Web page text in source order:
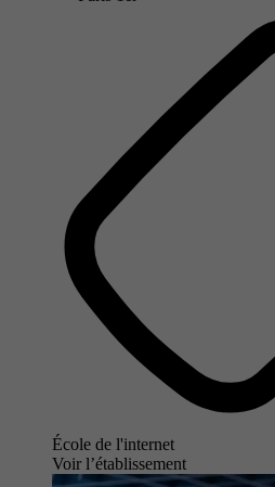
École de l'internet
Voir l’établissement